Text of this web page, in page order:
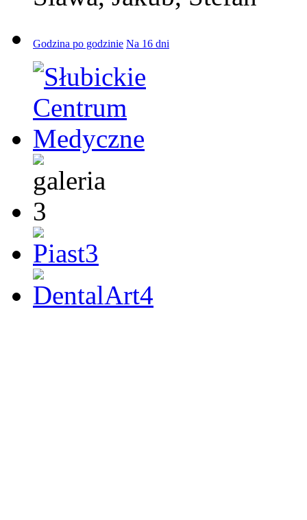
Godzina po godzinie Na 16 dni